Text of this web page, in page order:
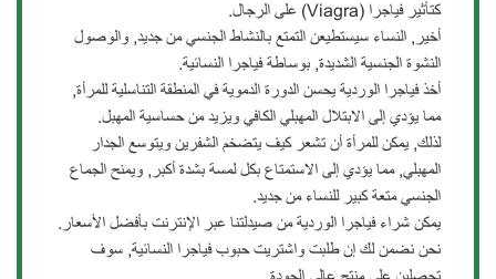
كتأثير فياجرا (Viagra) على الرجال.
أخير, النساء سيستطيعن التمتع بالنشاط الجنسي من جديد, والوصول
النشوة الجنسية الشديدة, بوساطة فياجرا النسائية.
أخذ فياجرا الوردية يحسن الدورة الدموية في المنطقة التناسلية للمرأة,
مما يؤدي إلى الابتلال المهبلي الكافي ويزيد من حساسية المهبل.
لذلك, يمكن للمرأة أن تشعر كيف يتضخم الشفرين ويتوسع الجدار
المهبلي, مما يؤدي إلى الاستمتاع بكل لمسة بشدة أكبر, ويمنح الجماع
الجنسي متعة كبير للنساء من جديد.
يمكن شراء فياجرا الوردية من صيدلتنا عبر الإنترنت بأفضل الأسعار.
نحن نضمن لك إن طلبت واشتريت حبوب فياجرا النسائية, سوف